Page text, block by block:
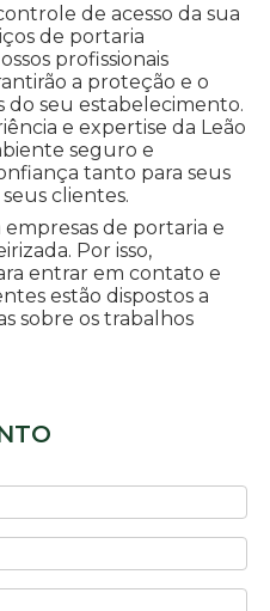
de acesso da sua
de portaria
profissionais
a proteção e o
seu estabelecimento.
e expertise da Leão
seguro e
tanto para seus
clientes.
de portaria e
Por isso,
entrar em contato e
estão dispostos a
sobre os trabalhos